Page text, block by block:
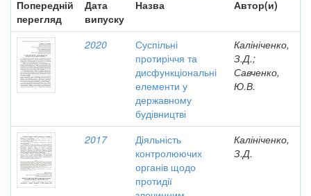
Попередній
перегляд
Дата
випуску
Назва Автор(и)
2020
Суспільні
протиріччя та
дисфункціональні
елементи у
державному
будівництві
Калініченко,
З.Д.;
Савченко,
Ю.В.
2017
Діяльність
контролюючих
органів щодо
протидії
Калініченко,
З.Д.